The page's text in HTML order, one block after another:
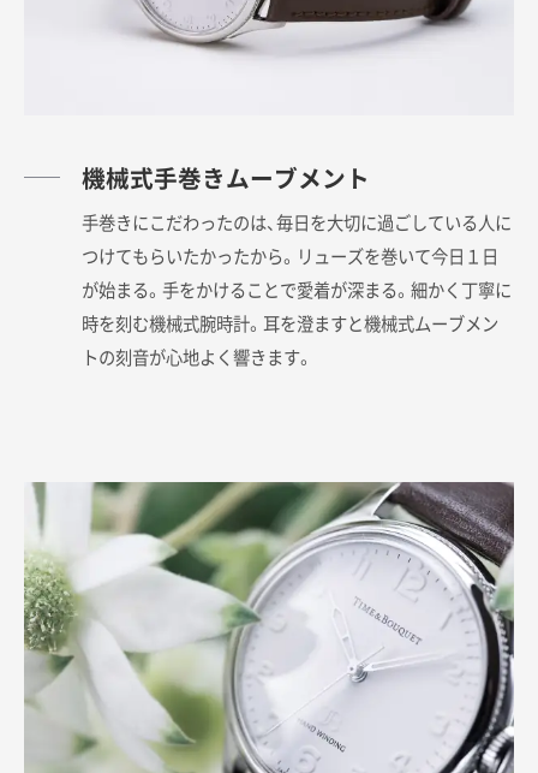
機械式手巻きムーブメント
手巻きにこだわったのは、毎日を大切に過ごしている人に
つけてもらいたかったから。リューズを巻いて今日１日
が始まる。手をかけることで愛着が深まる。細かく丁寧に
時を刻む機械式腕時計。耳を澄ますと機械式ムーブメン
トの刻音が心地よく響きます。